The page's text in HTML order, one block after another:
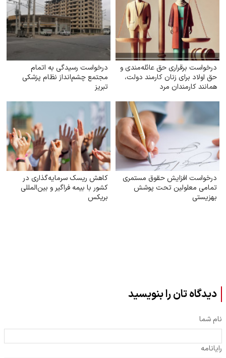
درخواست برقراری حق عائله‌مندی و
حق اولاد برای زنان کارمند دولت،
همانند کارمندان مرد
درخواست رسیدگی به اتمام
مجتمع چشم‌انداز نظام پزشکی
تبریز
درخواست افزایش حقوق مستمری
تمامی معلولین تحت پوشش
بهزیستی
کاهش ریسک سرمایه‌گذاری در
کشور با بیمه فراگیر و بین‌المللی
بریکس
دیدگاه تان را بنویسید
نام شما
رایانامه